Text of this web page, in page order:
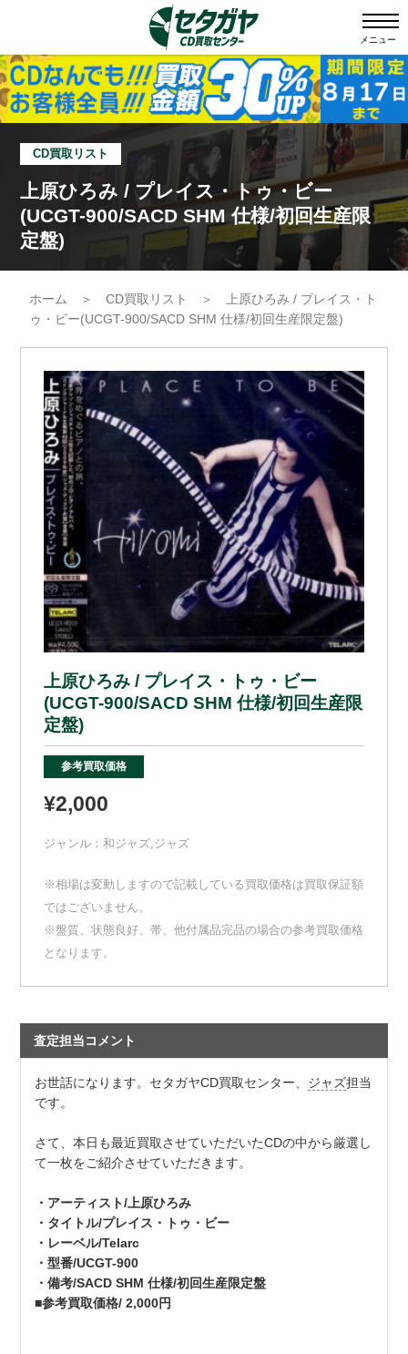
メニュー
CD買取リスト
上原ひろみ / プレイス・トゥ・ビー
(UCGT-900/SACD SHM 仕様/初回生産限
定盤)
ホーム ＞ CD買取リスト ＞
上原ひろみ / プレイス・ト
ゥ・ビー(UCGT-900/SACD SHM 仕様/初回生産限定盤)
上原ひろみ / プレイス・トゥ・ビー
(UCGT-900/SACD SHM 仕様/初回生産限
定盤)
参考買取価格
¥2,000
ジャンル：和ジャズ ジャズ
※相場は変動しますので記載している買取価格は買取保証額
ではございません。
※盤質、状態良好、帯、他付属品完品の場合の参考買取価格
となります。
査定担当コメント
お世話になります。セタガヤCD買取センター、 ジャズ担当
です。
さて、本日も最近買取させていただいたCDの中から厳選し
て一枚をご紹介させていただきます。
・アーティスト/上原ひろみ
・タイトル/プレイス・トゥ・ビー
・レーベル/Telarc
・型番/UCGT-900
・備考/SACD SHM 仕様/初回生産限定盤
■参考買取価格/ 2,000円